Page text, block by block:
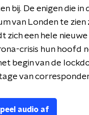
bij. De enigen die
van Londen te zien
zich een hele
crisis hun hoofd
begin van de
van
audio af